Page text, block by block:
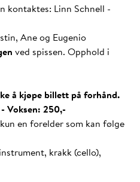
kontaktes: Linn Schnell -
Ane og Eugenio
ved spissen. Opphold i
å kjøpe billett på forhånd.
Voksen: 250,-
en forelder som kan følge
krakk (cello),